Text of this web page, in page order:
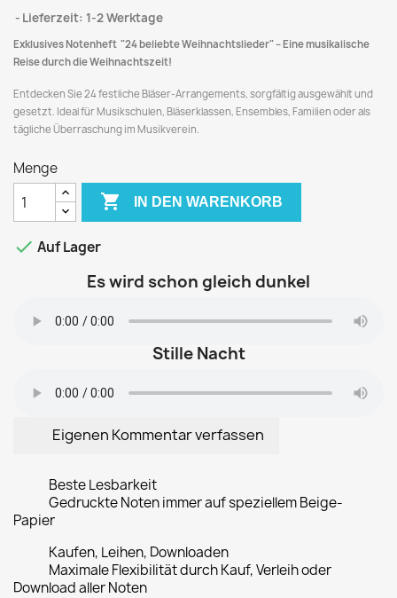
Lieferzeit: 1-2 Werktage
Exklusives Notenheft "24 beliebte Weihnachtslieder"– Eine musikalische
Reise durch die Weihnachtszeit!
Entdecken Sie 24 festliche Bläser-Arrangements, sorgfältig ausgewählt und
gesetzt. Ideal für Musikschulen, Bläserklassen, Ensembles, Familien oder als
tägliche Überraschung im Musikverein.
Menge
 IN DEN WARENKORB
 Auf Lager
Es wird schon gleich dunkel
Stille Nacht
Eigenen Kommentar verfassen
Beste Lesbarkeit
Gedruckte Noten immer auf speziellem Beige-
Papier
Kaufen, Leihen, Downloaden
Maximale Flexibilität durch Kauf, Verleih oder
Download aller Noten